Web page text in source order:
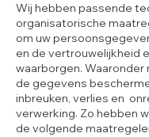
Wij hebben passende
organisatorische
om uw
en de vertrouwelijkheid
waarborgen.
de gegevens
inbreuken, verlies en
verwerking. Zo hebben
de volgende